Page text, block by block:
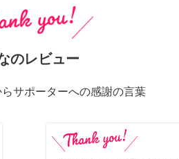
のレビュー
サポーターへの感謝の言葉